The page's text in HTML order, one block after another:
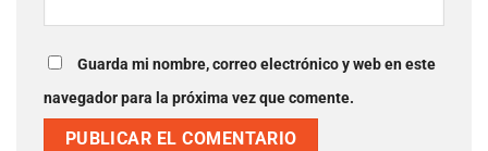
Guarda mi nombre, correo electrónico y web en este
navegador para la próxima vez que comente.